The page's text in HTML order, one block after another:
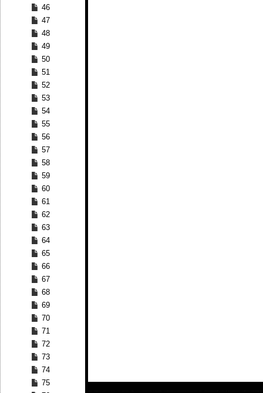
46
47
48
49
50
51
52
53
54
55
56
57
58
59
60
61
62
63
64
65
66
67
68
69
70
71
72
73
74
75